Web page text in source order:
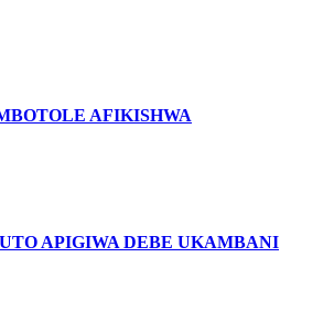
AFIKISHWA
APIGIWA DEBE UKAMBANI